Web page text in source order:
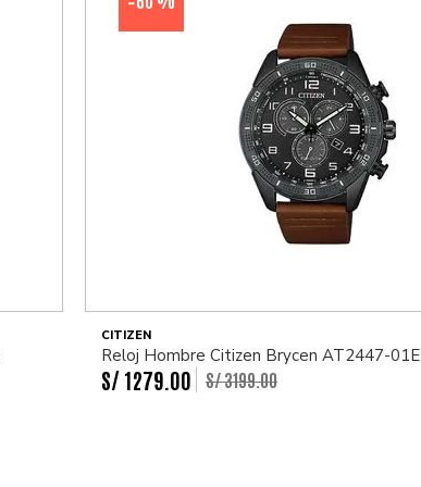
CITIZEN
Reloj Hombre Citizen Brycen AT2447-01E
S/1279 00 S/3199.00